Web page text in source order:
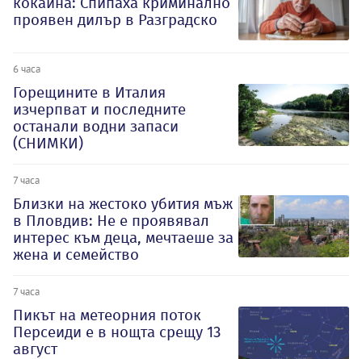
проявен дилър в Разградско
6 часа
Горещините в Италия
изчерпват и последните
останали водни запаси
(СНИМКИ)
7 часа
Близки на жестоко убития мъж
в Пловдив: Не е проявявал
интерес към деца, мечтаеше за
жена и семейство
7 часа
Пикът на метеорния поток
Персеиди е в нощта срещу 13
август